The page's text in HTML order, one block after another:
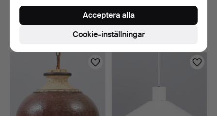
keramik, taklampa a…
Värdering
mosaik. Danmark, mitte…
9 dagar
Värdering
124 USD
Cookie-inställningar
Acceptera alla